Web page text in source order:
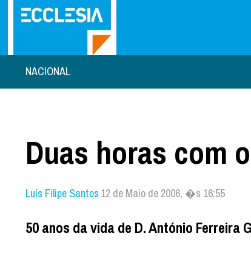
NACIONAL
Duas horas com
Luís Filipe Santos 12 de Maio de 2006, �s 16:55
50 anos da vida de D. António Ferreira